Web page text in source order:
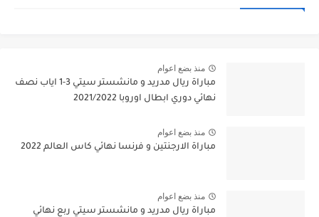
منذ بضع اعوام
مباراة ريال مدريد و مانشستر سيتي 3-1 اياب نصف
نهائي دوري ابطال اوروبا 2021/2022
منذ بضع اعوام
مباراة الارجنتين و فرنسا نهائي كاس العالم 2022
منذ بضع اعوام
مباراة ريال مدريد و مانشستر سيتي ربع نهائي